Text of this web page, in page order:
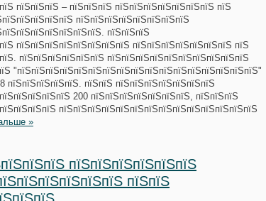
пїЅпїЅпїЅ – пїЅпїЅпїЅ пїЅпїЅпїЅпїЅпїЅпїЅпїЅ пїЅ
пїЅпїЅпїЅпїЅпїЅпїЅпїЅпїЅ
пїЅпїЅпїЅ
пїЅпїЅпїЅпїЅпїЅпїЅпїЅпїЅ пїЅпїЅпїЅпїЅпїЅпїЅпїЅ пїЅ
пїЅпїЅпїЅпїЅпїЅпїЅ пїЅпїЅпїЅпїЅпїЅпїЅпїЅпїЅпїЅпїЅ
"пїЅпїЅпїЅпїЅпїЅпїЅпїЅпїЅпїЅпїЅпїЅпїЅпїЅпїЅпїЅпїЅпїЅ"
пїЅпїЅпїЅпїЅпїЅ. пїЅпїЅ пїЅпїЅпїЅпїЅпїЅпїЅпїЅ
200 пїЅпїЅпїЅпїЅпїЅпїЅпїЅ, пїЅпїЅпїЅ
пїЅпїЅпїЅпїЅпїЅпїЅпїЅпїЅпїЅпїЅпїЅпїЅпїЅпїЅ
»
пїЅпїЅпїЅпїЅпїЅпїЅ
пїЅпїЅ